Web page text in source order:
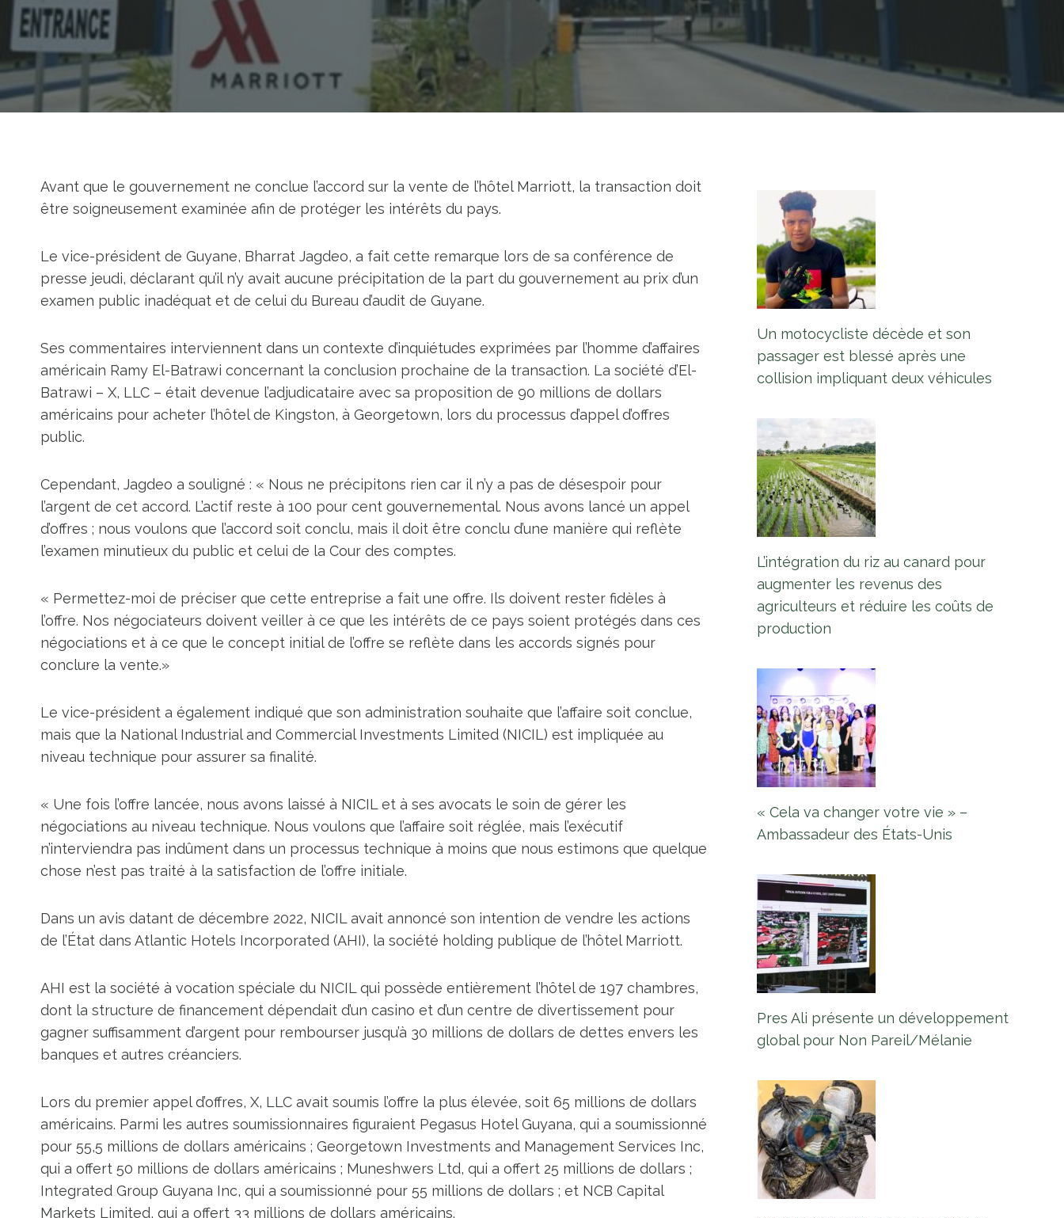
Avant que le gouvernement ne conclue l’accord sur la vente de l’hôtel Marriott, la transaction doit
être soigneusement examinée afin de protéger les intérêts du pays.
Le vice-président de Guyane, Bharrat Jagdeo, a fait cette remarque lors de sa conférence de
presse jeudi, déclarant qu’il n’y avait aucune précipitation de la part du gouvernement au prix d’un
examen public inadéquat et de celui du Bureau d’audit de Guyane.
Ses commentaires interviennent dans un contexte d’inquiétudes exprimées par l’homme d’affaires
américain Ramy El-Batrawi concernant la conclusion prochaine de la transaction. La société d’El-
Batrawi – X, LLC – était devenue l’adjudicataire avec sa proposition de 90 millions de dollars
américains pour acheter l’hôtel de Kingston, à Georgetown, lors du processus d’appel d’offres
public.
Cependant, Jagdeo a souligné : « Nous ne précipitons rien car il n’y a pas de désespoir pour
l’argent de cet accord. L’actif reste à 100 pour cent gouvernemental. Nous avons lancé un appel
d’offres ; nous voulons que l’accord soit conclu, mais il doit être conclu d’une manière qui reflète
l’examen minutieux du public et celui de la Cour des comptes.
« Permettez-moi de préciser que cette entreprise a fait une offre. Ils doivent rester fidèles à
l’offre. Nos négociateurs doivent veiller à ce que les intérêts de ce pays soient protégés dans ces
négociations et à ce que le concept initial de l’offre se reflète dans les accords signés pour
conclure la vente.»
Le vice-président a également indiqué que son administration souhaite que l’affaire soit conclue,
mais que la National Industrial and Commercial Investments Limited (NICIL) est impliquée au
niveau technique pour assurer sa finalité.
« Une fois l’offre lancée, nous avons laissé à NICIL et à ses avocats le soin de gérer les
négociations au niveau technique. Nous voulons que l’affaire soit réglée, mais l’exécutif
n’interviendra pas indûment dans un processus technique à moins que nous estimons que quelque
chose n’est pas traité à la satisfaction de l’offre initiale.
Dans un avis datant de décembre 2022, NICIL avait annoncé son intention de vendre les actions
de l’État dans Atlantic Hotels Incorporated (AHI), la société holding publique de l’hôtel Marriott.
AHI est la société à vocation spéciale du NICIL qui possède entièrement l’hôtel de 197 chambres,
dont la structure de financement dépendait d’un casino et d’un centre de divertissement pour
gagner suffisamment d’argent pour rembourser jusqu’à 30 millions de dollars de dettes envers les
banques et autres créanciers.
Lors du premier appel d’offres, X, LLC avait soumis l’offre la plus élevée, soit 65 millions de dollars
américains. Parmi les autres soumissionnaires figuraient Pegasus Hotel Guyana, qui a soumissionné
pour 55,5 millions de dollars américains ; Georgetown Investments and Management Services Inc,
qui a offert 50 millions de dollars américains ; Muneshwers Ltd, qui a offert 25 millions de dollars ;
Integrated Group Guyana Inc, qui a soumissionné pour 55 millions de dollars ; et NCB Capital
Markets Limited, qui a offert 33 millions de dollars américains.
Un motocycliste décède et son
passager est blessé après une
collision impliquant deux véhicules
L’intégration du riz au canard pour
augmenter les revenus des
agriculteurs et réduire les coûts de
production
« Cela va changer votre vie » –
Ambassadeur des États-Unis
Pres Ali présente un développement
global pour Non Pareil/Mélanie